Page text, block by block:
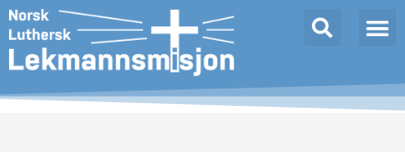
Hopp
rett
til
innholdet